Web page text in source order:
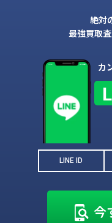
絶対
最強買取
カ
LINE ID
今